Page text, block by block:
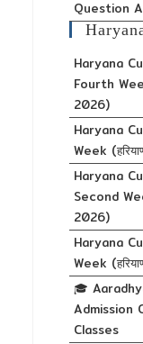
Question
Haryana
Fourth
2026)
Haryana
Week
Haryana
Second
2026)
Haryana
Week
🎓
Admission
Classes